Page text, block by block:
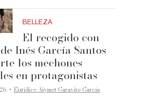
BELLEZA
El recogido con
Inés García Santos
los mechones
en protagonistas
·Eurídice Aiymet Garavito García